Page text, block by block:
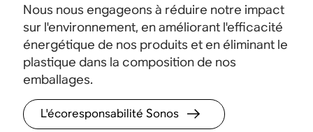
Nous nous engageons à réduire notre impact
sur l'environnement, en améliorant l'efficacité
énergétique de nos produits et en éliminant le
plastique dans la composition de nos
emballages.
L'écoresponsabilité Sonos